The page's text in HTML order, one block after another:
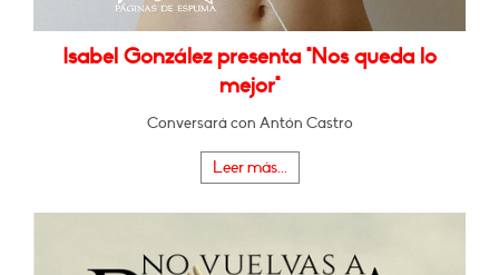
Isabel González presenta "Nos queda lo
mejor"
Conversará con Antón Castro
Leer más...